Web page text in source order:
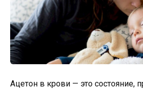
Ацетон в крови — это состояние,